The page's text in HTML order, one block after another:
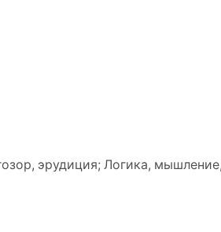
эрудиция; Логика,